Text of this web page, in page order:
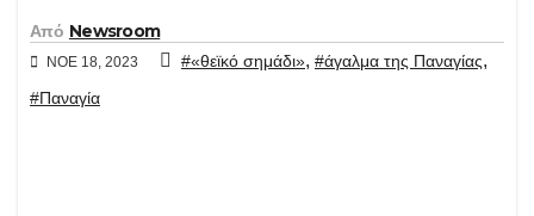
Από Newsroom
ΝΟΈ 18, 2023 #«θεϊκό σημάδι», #άγαλμα της Παναγίας,
#Παναγία